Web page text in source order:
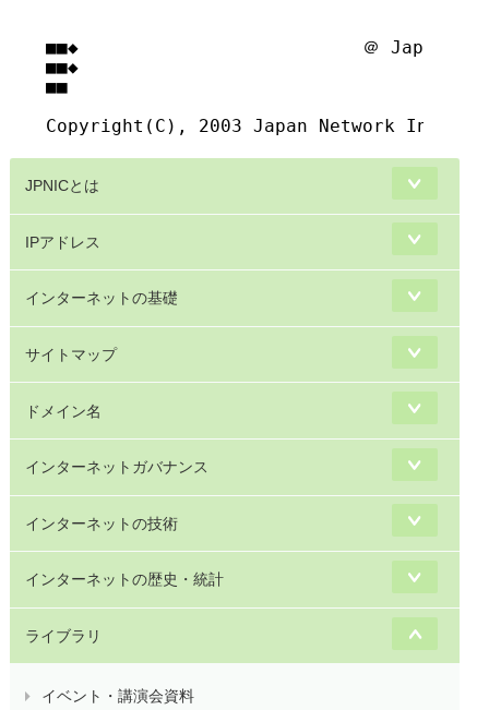
■■◆                          ＠ Japan
■■◆
■■
JPNICとは
IPアドレス
インターネットの基礎
サイトマップ
ドメイン名
インターネットガバナンス
インターネットの技術
インターネットの歴史・統計
ライブラリ
イベント・講演会資料